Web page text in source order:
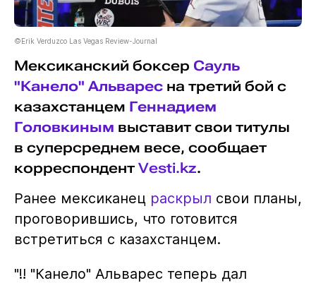
©Erik Verduzco Las Vegas Review-Journal
Мексиканский боксер Сауль
"Канело" Альваресна третий бой с
казахстанцем Геннадием
Головкиным выставит свои титулы
в суперсреднем весе, сообщает
корреспондент Vesti.kz.
Ранее мексиканец раскрыл свои планы,
проговорившись, что готовится
встретиться с казахстанцем.
"‼️ "Канело" Альварес теперь дал